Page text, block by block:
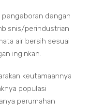
pengeboran dengan
perindustrian
air bersih sesuai
inginkan.
keutamaannya
populasi
perumahan